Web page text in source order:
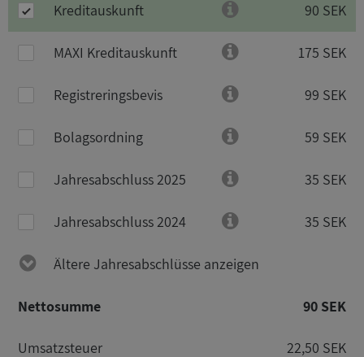
Kreditauskunft 90 SEK
MAXI Kreditauskunft 175 SEK
Registreringsbevis 99 SEK
Bolagsordning 59 SEK
Jahresabschluss 2025 35 SEK
Jahresabschluss 2024 35 SEK
Ältere Jahresabschlüsse anzeigen
Nettosumme 90 SEK
Umsatzsteuer 22,50 SEK